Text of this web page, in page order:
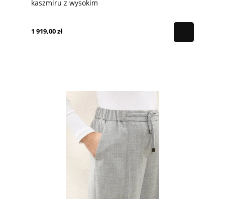
kaszmiru z wysokim
1 919,00 zł